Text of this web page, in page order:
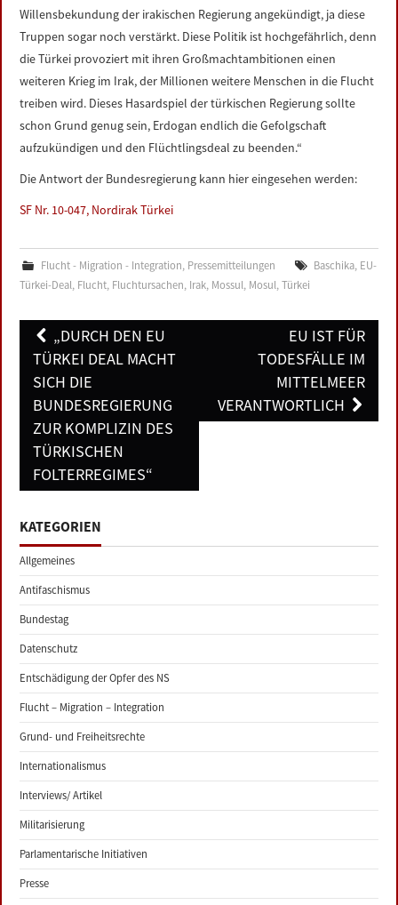
Willensbekundung der irakischen Regierung angekündigt, ja diese
Truppen sogar noch verstärkt. Diese Politik ist hochgefährlich, denn
die Türkei provoziert mit ihren Großmachtambitionen einen
weiteren Krieg im Irak, der Millionen weitere Menschen in die Flucht
treiben wird. Dieses Hasardspiel der türkischen Regierung sollte
schon Grund genug sein, Erdogan endlich die Gefolgschaft
aufzukündigen und den Flüchtlingsdeal zu beenden.“
Die Antwort der Bundesregierung kann hier eingesehen werden:
SF Nr. 10-047, Nordirak Türkei
Flucht - Migration - Integration, Pressemitteilungen Baschika, EU-
Türkei-Deal, Flucht, Fluchtursachen, Irak, Mossul, Mosul,Türkei
Post
navigation
„DURCH DEN EU
TÜRKEI DEAL MACHT
SICH DIE
BUNDESREGIERUNG
ZUR KOMPLIZIN DES
TÜRKISCHEN
FOLTERREGIMES“
EU IST FÜR
TODESFÄLLE IM
MITTELMEER
VERANTWORTLICH
KATEGORIEN
Allgemeines
Antifaschismus
Bundestag
Datenschutz
Entschädigung der Opfer des NS
Flucht – Migration – Integration
Grund- und Freiheitsrechte
Internationalismus
Interviews/ Artikel
Militarisierung
Parlamentarische Initiativen
Presse